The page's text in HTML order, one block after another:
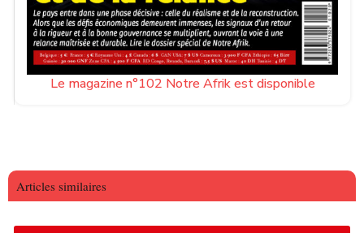
Le magazine n°102 Notre Afrik est disponible
Articles similaires